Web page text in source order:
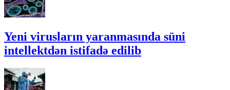
Yeni virusların yaranmasında süni
intellektdən istifadə edilib